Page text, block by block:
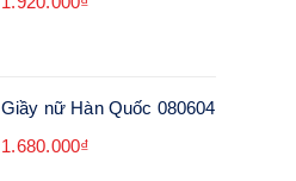
Giầy nữ Hàn Quốc 080604
1.680.000₫